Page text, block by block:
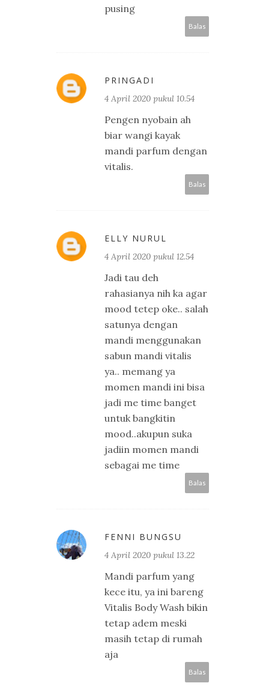
pusing
Balas
PRINGADI
4 April 2020 pukul 10.54
Pengen nyobain ah
biar wangi kayak
mandi parfum dengan
vitalis.
Balas
ELLY NURUL
4 April 2020 pukul 12.54
Jadi tau deh
rahasianya nih ka agar
mood tetep oke.. salah
satunya dengan
mandi menggunakan
sabun mandi vitalis
ya.. memang ya
momen mandi ini bisa
jadi me time banget
untuk bangkitin
mood..akupun suka
jadiin momen mandi
sebagai me time
Balas
FENNI BUNGSU
4 April 2020 pukul 13.22
Mandi parfum yang
kece itu, ya ini bareng
Vitalis Body Wash bikin
tetap adem meski
masih tetap di rumah
aja
Balas